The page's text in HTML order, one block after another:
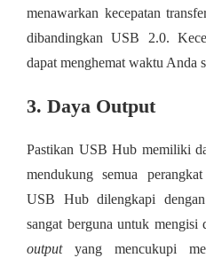
menawarkan kecepatan
dibandingkan USB 2.0.
dapat menghemat waktu Anda
3. Daya Output
Pastikan USB Hub memiliki
mendukung semua
USB Hub dilengkapi
sangat berguna untuk mengisi
outputyang mencukupi